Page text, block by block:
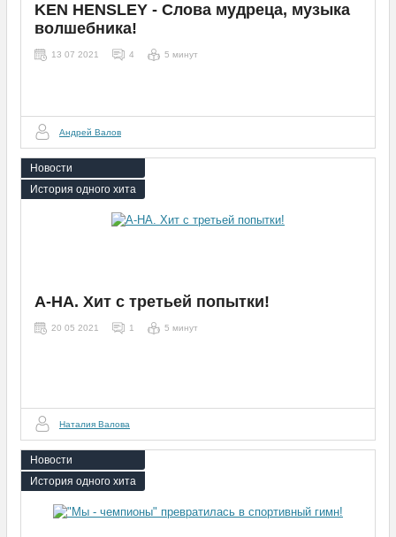
KEN HENSLEY - Слова мудреца, музыка
волшебника!
13 07 2021 4 5 минут
Андрей Валов
Новости
История одного хита
A-HA. Хит с третьей попытки!
20 05 2021 1 5 минут
Наталия Валова
Новости
История одного хита